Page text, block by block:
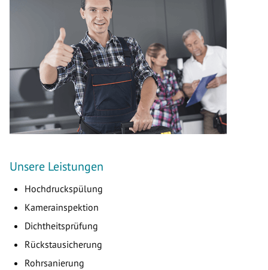
Unsere Leistungen
Hochdruckspülung
Kamerainspektion
Dichtheitsprüfung
Rückstausicherung
Rohrsanierung